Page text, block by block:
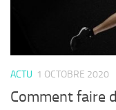
ACTU 1 OCTOBRE 2020
Comment faire